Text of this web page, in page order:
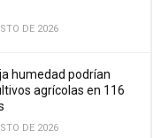
DE 2026
humedad podrían
agrícolas en 116
DE 2026